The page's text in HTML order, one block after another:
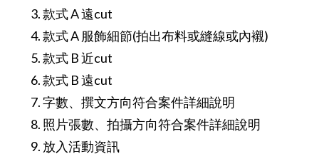
款式 A 遠cut
款式 A 服飾細節(拍出布料或縫線或內襯)
款式 B 近cut
款式 B 遠cut
字數、撰文方向符合案件詳細說明
照片張數、拍攝方向符合案件詳細說明
放入活動資訊